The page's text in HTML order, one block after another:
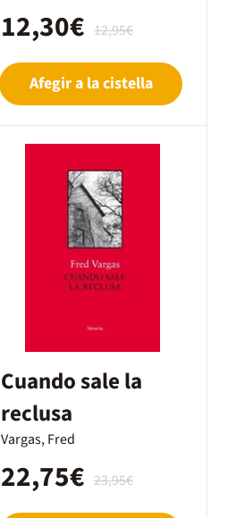
12,95€
12,30€
Afegir a la cistella
Cuando sale la
reclusa
Vargas, Fred
23,95€
22,75€